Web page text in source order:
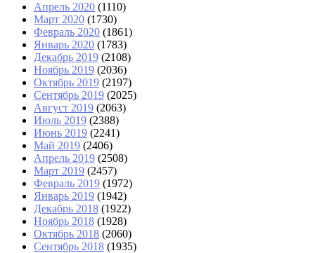
Апрель 2020 (1110)
Март 2020 (1730)
Февраль 2020 (1861)
Январь 2020 (1783)
Декабрь 2019 (2108)
Ноябрь 2019 (2036)
Октябрь 2019 (2197)
Сентябрь 2019 (2025)
Август 2019 (2063)
Июль 2019 (2388)
Июнь 2019 (2241)
Май 2019 (2406)
Апрель 2019 (2508)
Март 2019 (2457)
Февраль 2019 (1972)
Январь 2019 (1942)
Декабрь 2018 (1922)
Ноябрь 2018 (1928)
Октябрь 2018 (2060)
Сентябрь 2018 (1935)